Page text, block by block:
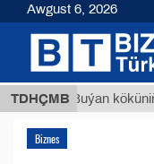
TDHÇMB
Buýan köküniň
Biznes
Awgust 6, 2026